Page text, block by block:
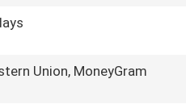
Union, MoneyGram